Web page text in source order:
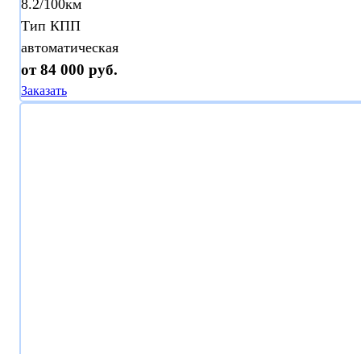
8.2/100км
Тип КПП
автоматическая
от 84 000 руб.
Заказать